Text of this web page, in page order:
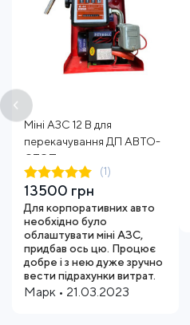
Міні АЗС 12 В для
перекачування ДП АВТО-
СТОП
(1)
13500 грн
Для корпоративних авто
необхідно було
облаштувати міні АЗС,
придбав ось цю. Процює
добре і з нею дуже зручно
вести підрахунки витрат.
Марк • 21.03.2023